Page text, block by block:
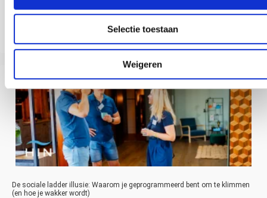
Selectie toestaan
Weigeren
Therapie werkt niet: Waarom gesprekstherapie simpelweg niet werkt (en
De sociale ladder illusie: Waarom je geprogrammeerd bent om te klimmen
(en hoe je wakker wordt)